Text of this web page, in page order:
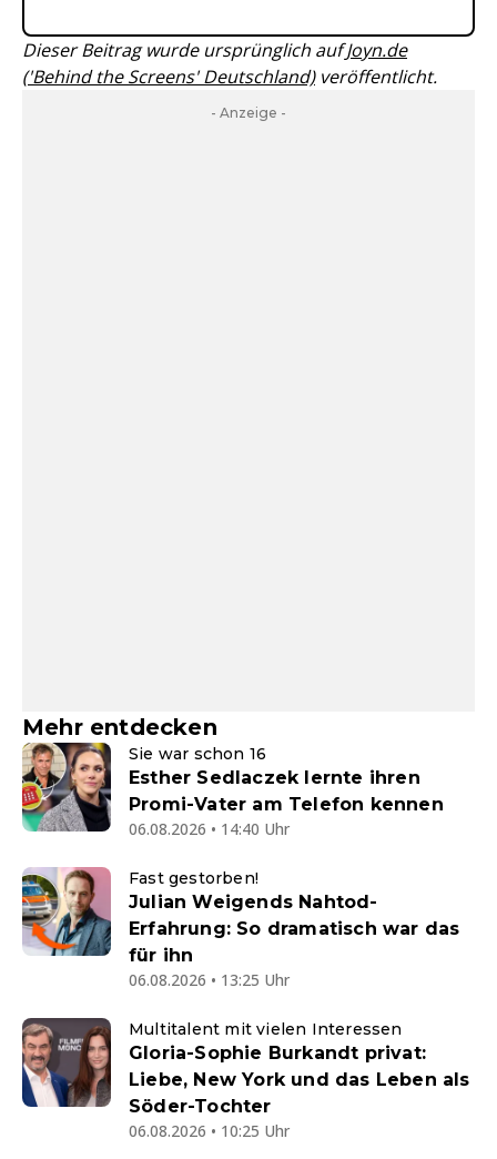
Dieser Beitrag wurde ursprünglich aufJoyn.de
('Behind the Screens' Deutschland)veröffentlicht.
- Anzeige -
Mehr entdecken
Sie war schon 16
Esther Sedlaczek lernte ihren
Promi-Vater am Telefon kennen
06.08.2026 • 14:40 Uhr
Fast gestorben!
Julian Weigends Nahtod-
Erfahrung: So dramatisch war das
für ihn
06.08.2026 • 13:25 Uhr
Multitalent mit vielen Interessen
Gloria-Sophie Burkandt privat:
Liebe, New York und das Leben als
Söder-Tochter
06.08.2026 • 10:25 Uhr